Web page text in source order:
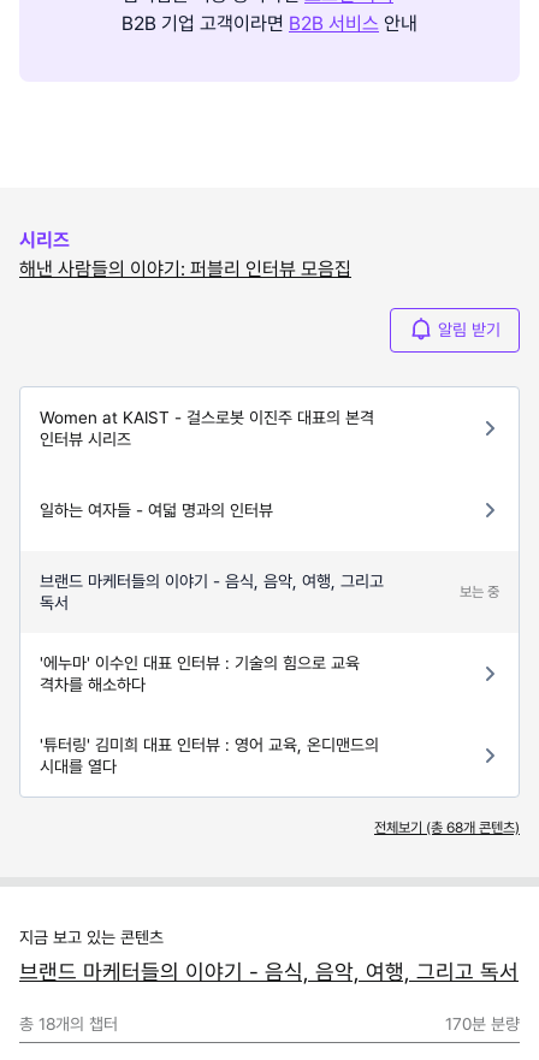
B2B 기업 고객이라면 B2B 서비스 안내
시리즈
해낸 사람들의 이야기: 퍼블리 인터뷰 모음집
알림 받기
Women at KAIST - 걸스로봇 이진주 대표의 본격
인터뷰 시리즈
일하는 여자들 - 여덟 명과의 인터뷰
브랜드 마케터들의 이야기 - 음식, 음악, 여행, 그리고
독서
보는 중
'에누마' 이수인 대표 인터뷰 : 기술의 힘으로 교육
격차를 해소하다
'튜터링' 김미희 대표 인터뷰 : 영어 교육, 온디맨드의
시대를 열다
전체보기 (총 68개 콘텐츠)
지금 보고 있는 콘텐츠
브랜드 마케터들의 이야기 - 음식, 음악, 여행, 그리고 독서
총 18개의 챕터 170분 분량